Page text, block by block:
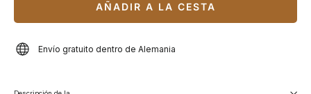
AÑADIR A LA CESTA
Envío gratuito dentro de Alemania